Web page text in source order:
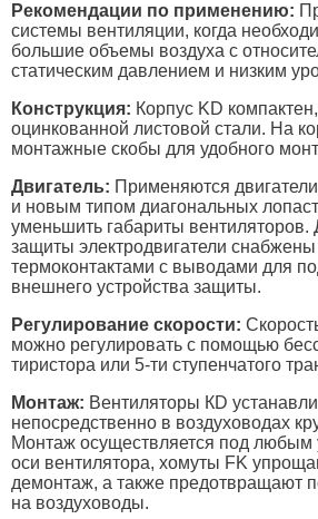
Рекомендации по применению:
системы вентиляции, когда
большие объемы воздуха с
статическим давлением и низким
Конструкция: Корпус KD
оцинкованной листовой стали. На
монтажные скобы для удобного
Двигатель: Применяются
и новым типом диагональных
уменьшить габариты вентиляторов.
защиты электродвигатели
термоконтактами с выводами для
внешнего устройства защиты.
Регулирование скорости:
можно регулировать с помощью
тиристора или 5-ти ступенчатого
Монтаж: Вентиляторы КD
непосредственно в воздуховодах
Монтаж осуществляется под любым
оси вентилятора, хомуты FK
демонтаж, а также предотвращают
на воздуховоды.